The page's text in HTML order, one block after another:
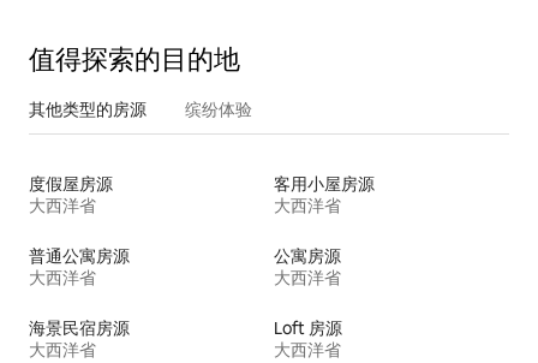
值得探索的目的地
其他类型的房源 缤纷体验
度假屋房源
大西洋省
客用小屋房源
大西洋省
普通公寓房源
大西洋省
公寓房源
大西洋省
海景民宿房源
大西洋省
Loft 房源
大西洋省